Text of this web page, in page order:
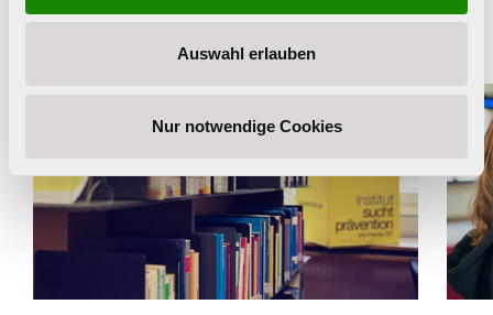
Auswahl erlauben
Nur notwendige Cookies
Weitere News